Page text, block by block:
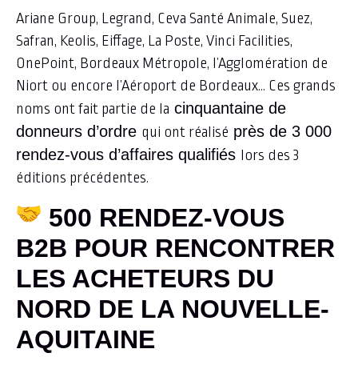
Ariane Group, Legrand, Ceva Santé Animale, Suez,
Safran, Keolis, Eiffage, La Poste, Vinci Facilities,
OnePoint, Bordeaux Métropole, l’Agglomération de
Niort ou encore l’Aéroport de Bordeaux… Ces grands
noms ont fait partie de la cinquantaine de
donneurs d’ordre qui ont réalisé près de 3 000
rendez-vous d’affaires qualifiés lors des 3
éditions précédentes.
500 RENDEZ-VOUS
B2B POUR RENCONTRER
LES ACHETEURS DU
NORD DE LA NOUVELLE-
AQUITAINE